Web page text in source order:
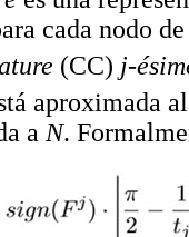
cada nodo
(CC) j-
aproximada
a N.